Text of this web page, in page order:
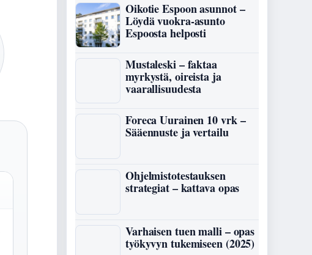
Oikotie Espoon asunnot –
Löydä vuokra-asunto
Espoosta helposti
Mustaleski – faktaa
myrkystä, oireista ja
vaarallisuudesta
Foreca Uurainen 10 vrk –
Sääennuste ja vertailu
Ohjelmistotestauksen
strategiat – kattava opas
Varhaisen tuen malli – opas
työkyvyn tukemiseen (2025)